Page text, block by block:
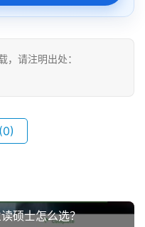
，请注明出处：
(0)
硕士怎么选？